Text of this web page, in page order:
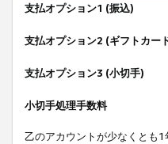
支払オプション1 (振込)
支払オプション2 (ギフトカー
支払オプション3 (小切手)
小切手処理手数料
乙のアカウントが少なくとも